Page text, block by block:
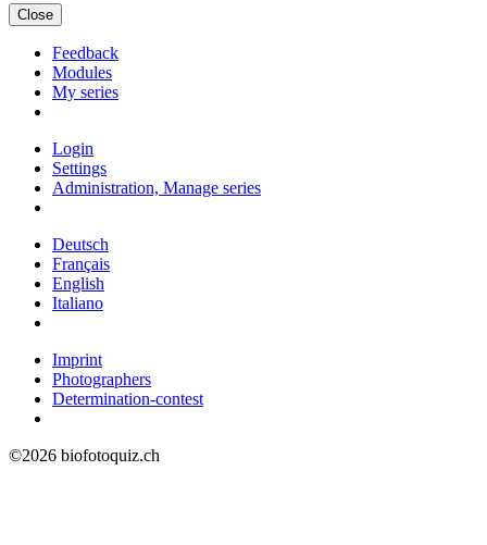
Close
Feedback
Modules
My series
Login
Settings
Administration, Manage series
Deutsch
Français
English
Italiano
Imprint
Photographers
Determination-contest
©2026 biofotoquiz.ch